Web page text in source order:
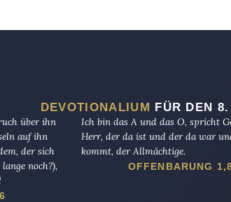
DEVOTIONALIUM FÜR DEN
über ihn
auf ihn
der sich
noch?),
Ich bin das A und das O, spricht
Herr, der da ist und der da war
kommt, der Allmächtige.
OFFENBARUNG